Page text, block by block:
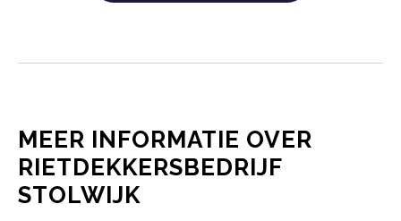
MEER INFORMATIE OVER
RIETDEKKERSBEDRIJF
STOLWIJK